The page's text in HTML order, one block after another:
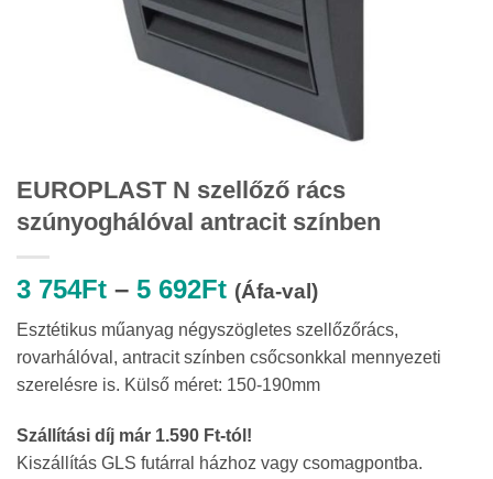
EUROPLAST N szellőző rács
szúnyoghálóval antracit színben
3 754Ft – 5 692FtÁrtartomány:
754Ft
-
5
692Ft
(Áfa-val)
Esztétikus műanyag négyszögletes szellőzőrács,
rovarhálóval, antracit színben csőcsonkkal mennyezeti
szerelésre is. Külső méret: 150-190mm
Szállítási díj már 1.590 Ft-tól!
Kiszállítás GLS futárral házhoz vagy csomagpontba.